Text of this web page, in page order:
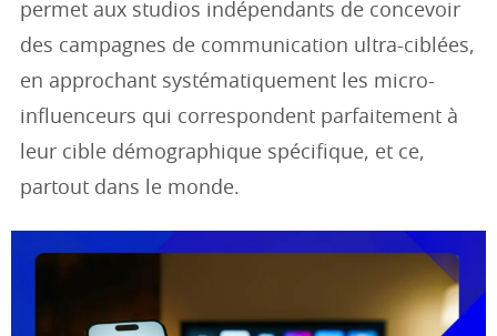
permet aux studios indépendants de concevoir
des campagnes de communication ultra-ciblées,
en approchant systématiquement les micro-
influenceurs qui correspondent parfaitement à
leur cible démographique spécifique, et ce,
partout dans le monde.